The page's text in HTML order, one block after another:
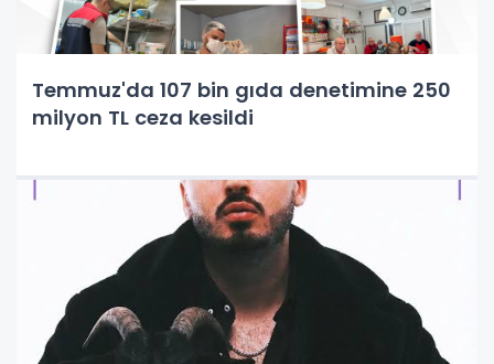
Temmuz'da 107 bin gıda denetimine 250
milyon TL ceza kesildi